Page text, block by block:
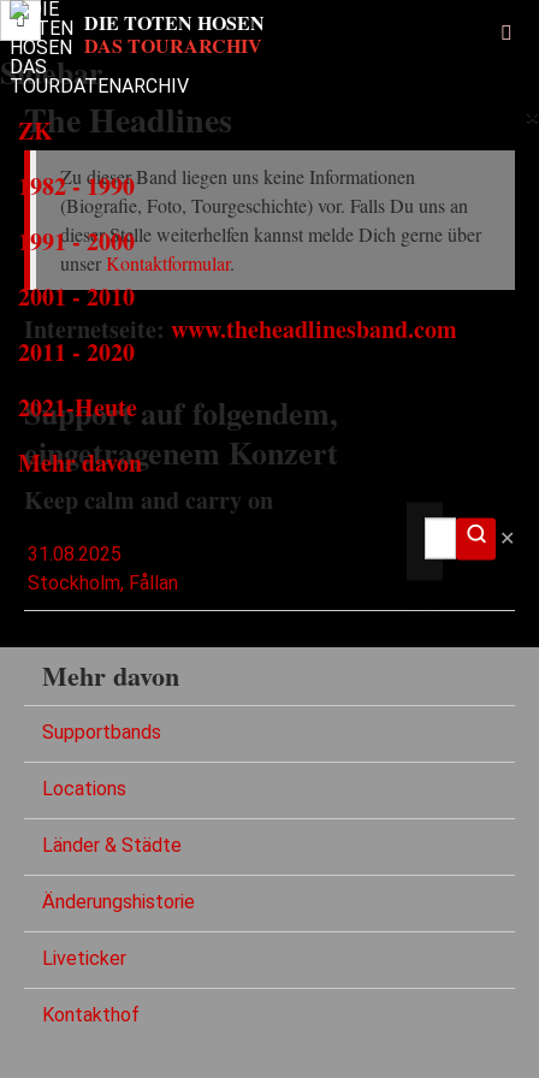
Sidebar
×
ZK
1982 - 1990
1991 - 2000
2001 - 2010
2011 - 2020
2021-Heute
Mehr davon
✕
The Headlines
Zu dieser Band liegen uns keine Informationen
(Biografie, Foto, Tourgeschichte) vor. Falls Du uns an
dieser Stelle weiterhelfen kannst melde Dich gerne über
unser Kontaktformular.
Internetseite: www.theheadlinesband.com
Support auf folgendem,
eingetragenem Konzert
Keep calm and carry on
31.08.2025
Stockholm, Fållan
Mehr davon
Supportbands
Locations
Länder & Städte
Änderungshistorie
Liveticker
Kontakthof